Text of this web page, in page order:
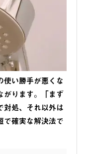
使い勝手が悪くな
がります。「まず
対処、それ以外は
で確実な解決法で